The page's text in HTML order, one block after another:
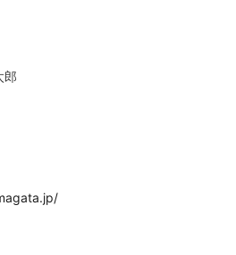
郎